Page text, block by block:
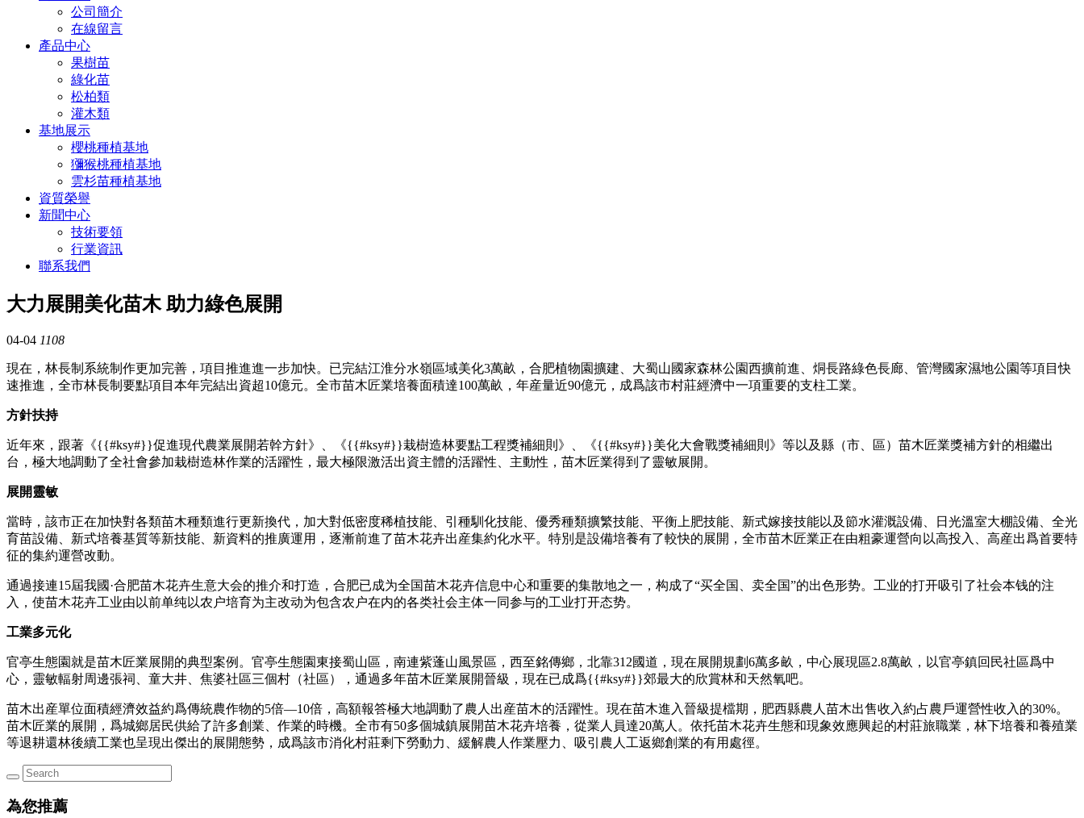
公司簡介
在線留言
產品中心
果樹苗
綠化苗
松柏類
灌木類
基地展示
櫻桃種植基地
獼猴桃種植基地
雲杉苗種植基地
資質榮譽
新聞中心
技術要領
行業資訊
聯系我們
大力展開美化苗木 助力綠色展開
04-04 1108
現在，林長制系統制作更加完善，項目推進進一步加快。已完結江淮分水嶺區域美化3萬畝，合肥植物園擴建、大蜀山國家森林公園西擴前進、烔長路綠色長廊、管灣國家濕地公園等項目快
速推進，全市林長制要點項目本年完結出資超10億元。全市苗木匠業培養面積達100萬畝，年産量近90億元，成爲該市村莊經濟中一項重要的支柱工業。
方針扶持
近年來，跟著《{{#ksy#}}促進現代農業展開若幹方針》、《{{#ksy#}}栽樹造林要點工程獎補細則》、《{{#ksy#}}美化大會戰獎補細則》等以及縣（市、區）苗木匠業獎補方針的相繼出
台，極大地調動了全社會參加栽樹造林作業的活躍性，最大極限激活出資主體的活躍性、主動性，苗木匠業得到了靈敏展開。
展開靈敏
當時，該市正在加快對各類苗木種類進行更新換代，加大對低密度稀植技能、引種馴化技能、優秀種類擴繁技能、平衡上肥技能、新式嫁接技能以及節水灌溉設備、日光溫室大棚設備、全光
育苗設備、新式培養基質等新技能、新資料的推廣運用，逐漸前進了苗木花卉出産集約化水平。特別是設備培養有了較快的展開，全市苗木匠業正在由粗豪運營向以高投入、高産出爲首要特
征的集約運營改動。
通過接連15屆我國·合肥苗木花卉生意大会的推介和打造，合肥已成为全国苗木花卉信息中心和重要的集散地之一，构成了“买全国、卖全国”的出色形势。工业的打开吸引了社会本钱的注
入，使苗木花卉工业由以前单纯以农户培育为主改动为包含农户在内的各类社会主体一同参与的工业打开态势。
工業多元化
官亭生態園就是苗木匠業展開的典型案例。官亭生態園東接蜀山區，南連紫蓬山風景區，西至銘傳鄉，北靠312國道，現在展開規劃6萬多畝，中心展現區2.8萬畝，以官亭鎮回民社區爲中
心，靈敏輻射周邊張祠、童大井、焦婆社區三個村（社區），通過多年苗木匠業展開晉級，現在已成爲{{#ksy#}}郊最大的欣賞林和天然氧吧。
苗木出産單位面積經濟效益約爲傳統農作物的5倍—10倍，高額報答極大地調動了農人出産苗木的活躍性。現在苗木進入晉級提檔期，肥西縣農人苗木出售收入約占農戶運營性收入的30%。
苗木匠業的展開，爲城鄉居民供給了許多創業、作業的時機。全市有50多個城鎮展開苗木花卉培養，從業人員達20萬人。依托苗木花卉生態和現象效應興起的村莊旅職業，林下培養和養殖業
等退耕還林後續工業也呈現出傑出的展開態勢，成爲該市消化村莊剩下勞動力、緩解農人作業壓力、吸引農人工返鄉創業的有用處徑。
為您推薦